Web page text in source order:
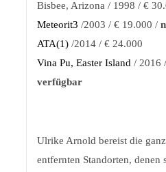
Bisbee, Arizona / 1998 / €
Meteorit3 /2003 / € 19.000 /
ATA(1)/2014 / € 24.000
Vina Pu, Easter Island / 2016
verfügbar
Ulrike Arnold bereist die
entfernten Standorten, denen